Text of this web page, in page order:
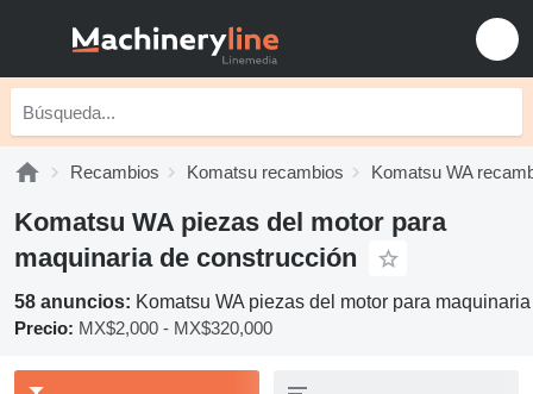
Recambios Komatsu recambios Komatsu WA
Komatsu WA piezas del motor para
maquinaria de construcción
58 anuncios: Komatsu WA piezas del motor para
Precio: MX$2,000 - MX$320,000